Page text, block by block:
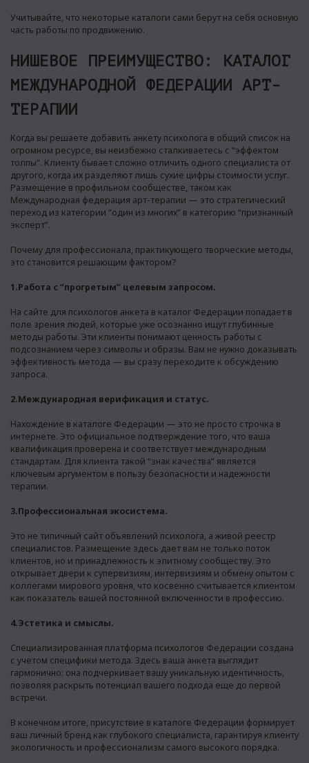
Учитывайте, что некоторые каталоги сами берут на себя основную
часть работы по продвижению.
НИШЕВОЕ ПРЕИМУЩЕСТВО: КАТАЛОГ
МЕЖДУНАРОДНОЙ ФЕДЕРАЦИИ АРТ-
ТЕРАПИИ
Когда вы решаете добавить анкету психолога в общий список на
огромном ресурсе, вы неизбежно сталкиваетесь с “эффектом
толпы”. Клиенту бывает сложно отличить одного специалиста от
другого, когда их разделяют лишь сухие цифры стоимости услуг.
Размещение в профильном сообществе, таком как
Международная федерация арт-терапии — это стратегический
переход из категории “один из многих” в категорию “признанный
эксперт”.
Почему для профессионала, практикующего творческие методы,
это становится решающим фактором?
1.Работа с “прогретым” целевым запросом.
На сайте для психологов анкета в каталог Федерации попадает в
поле зрения людей, которые уже осознанно ищут глубинные
методы работы. Эти клиенты понимают ценность работы с
подсознанием через символы и образы. Вам не нужно доказывать
эффективность метода — вы сразу переходите к обсуждению
запроса.
2.Международная верификация и статус.
Нахождение в каталоге Федерации — это не просто строчка в
интернете. Это официальное подтверждение того, что ваша
квалификация проверена и соответствует международным
стандартам. Для клиента такой “знак качества” является
ключевым аргументом в пользу безопасности и надежности
терапии.
3.Профессиональная экосистема.
Это не типичный сайт объявлений психолога, а живой реестр
специалистов. Размещение здесь дает вам не только поток
клиентов, но и принадлежность к элитному сообществу. Это
открывает двери к супервизиям, интервизиям и обмену опытом с
коллегами мирового уровня, что косвенно считывается клиентом
как показатель вашей постоянной включенности в профессию.
4.Эстетика и смыслы.
Специализированная платформа психологов Федерации создана
с учетом специфики метода. Здесь ваша анкета выглядит
гармонично: она подчеркивает вашу уникальную идентичность,
позволяя раскрыть потенциал вашего подхода еще до первой
встречи.
В конечном итоге, присутствие в каталоге Федерации формирует
ваш личный бренд как глубокого специалиста, гарантируя клиенту
экологичность и профессионализм самого высокого порядка.